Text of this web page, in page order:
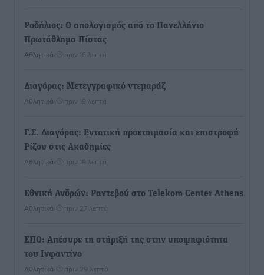
Ροδήλιος: Ο απολογισμός από το Πανελλήνιο
Πρωτάθλημα Πίστας
Αθλητικά πριν 16 λεπτά
Διαγόρας: Μετεγγραφικό ντεμαράζ
Αθλητικά πριν 19 λεπτά
Γ.Σ. Διαγόρας: Εντατική προετοιμασία και επιστροφή
Ρίζου στις Ακαδημίες
Αθλητικά πριν 19 λεπτά
Εθνική Ανδρών: Ραντεβού στο Telekom Center Athens
Αθλητικά πριν 27 λεπτά
ΕΠΟ: Απέσυρε τη στήριξή της στην υποψηφιότητα
του Ινφαντίνο
Αθλητικά πριν 29 λεπτά